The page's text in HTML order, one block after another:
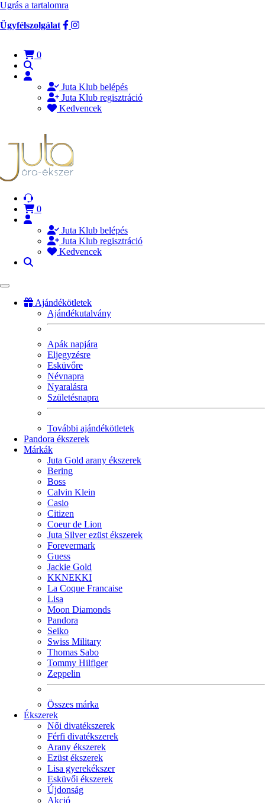
Ugrás a tartalomra
Ügyfélszolgálat
0
Juta Klub belépés
Juta Klub regisztráció
Kedvencek
0
Juta Klub belépés
Juta Klub regisztráció
Kedvencek
Ajándékötletek
Ajándékutalvány
Apák napjára
Eljegyzésre
Esküvőre
Névnapra
Nyaralásra
Születésnapra
További ajándékötletek
Pandora ékszerek
Márkák
Juta Gold arany ékszerek
Bering
Boss
Calvin Klein
Casio
Citizen
Coeur de Lion
Juta Silver ezüst ékszerek
Forevermark
Guess
Jackie Gold
KKNEKKI
La Coque Francaise
Lisa
Moon Diamonds
Pandora
Seiko
Swiss Military
Thomas Sabo
Tommy Hilfiger
Zeppelin
Összes márka
Ékszerek
Női divatékszerek
Férfi divatékszerek
Arany ékszerek
Ezüst ékszerek
Lisa gyerekékszer
Esküvői ékszerek
Újdonság
Akció